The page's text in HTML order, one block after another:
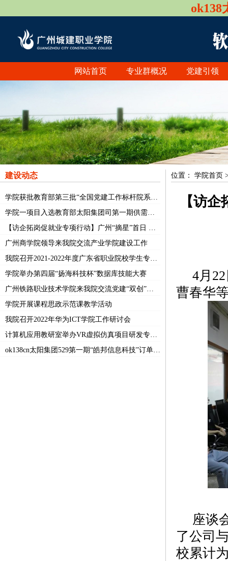
ok138
网站首页 专业群概况 党建引领
建设动态
学院获批教育部第三批“全国党建工作标杆院系”培育创建单位
学院一项目入选教育部太阳集团司第一期供需对接就业育人项目
【访企拓岗促就业专项行动】广州“摘星”首日 校长蒋新华带队走访广州扬海科技有限公司
广州商学院领导来我院交流产业学院建设工作
我院召开2021-2022年度广东省职业院校学生专业技能大赛总结表彰会
学院举办第四届“扬海科技杯”数据库技能大赛
广州铁路职业技术学院来我院交流党建“双创”工作
学院开展课程思政示范课教学活动
我院召开2022年华为ICT学院工作研讨会
计算机应用教研室举办VR虚拟仿真项目研发专题讲座
ok138cn太阳集团529第一期“皓邦信息科技”订单班顺利结业
位置： 学院首页
【访
4月
曹春华
座谈
了公司
校累计